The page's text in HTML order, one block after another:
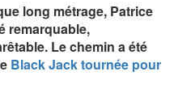
long métrage, Patrice
remarquable,
Le chemin a été
Black Jack tournée pour